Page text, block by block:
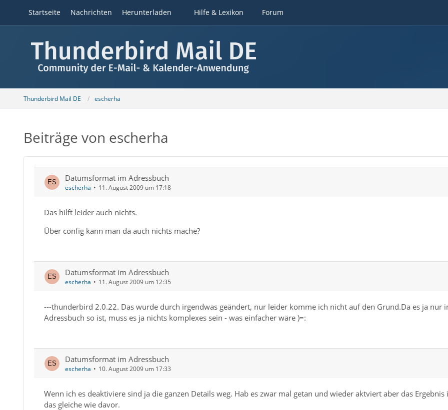
Startseite Nachrichten Herunterladen Hilfe & Lexikon Forum
Thunderbird Mail DE escherha
Beiträge von escherha
Datumsformat im Adressbuch
escherha 11. August 2009 um 17:18
Das hilft leider auch nichts.
Über config kann man da auch nichts mache?
Datumsformat im Adressbuch
escherha 11. August 2009 um 12:35
---thunderbird 2.0.22. Das wurde durch irgendwas geändert, nur leider komme ich nicht auf den Grund.Da es ja nur
Adressbuch so ist, muss es ja nichts komplexes sein - was einfacher wäre )=:
Datumsformat im Adressbuch
escherha 10. August 2009 um 17:33
Wenn ich es deaktiviere sind ja die ganzen Details weg. Hab es zwar mal getan und wieder aktviert aber das Ergebnis
das gleiche wie davor.